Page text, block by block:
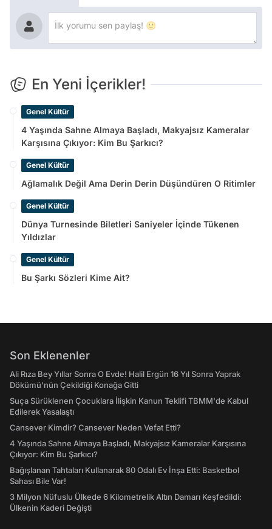
En Yeni İçerikler!
Genel Kültür
4 Yaşında Sahne Almaya Başladı, Makyajsız Kameralar
Karşısına Çıkıyor: Kim Bu Şarkıcı?
Genel Kültür
Ağlamalık Değil Ama Derin Derin Düşündüren O Ritimler
Genel Kültür
Dünya Turnesinde Biletleri Saniyeler İçinde Tükenen
Yıldızlar
Genel Kültür
Bu Şarkı Sözleri Kime Ait?
Son Eklenenler
Ali Rıza Bey Yıllar Sonra O Evde! Halil Ergün 16 Yıl Sonra Yaprak
Dökümü'nün Çekildiği Konağa Gitti
Suça Sürüklenen Çocuklara İlişkin Kanun Teklifi TBMM'de Kabul
Edilerek Yasalaştı
Cansever Kimdir? Cansever Neden Vefat Etti?
4 Yaşında Sahne Almaya Başladı, Makyajsız Kameralar Karşısına
Çıkıyor: Kim Bu Şarkıcı?
Bağışlanan Tahtaları Kullanarak 80 Odalı Ev İnşa Etti: Basketbol
Sahası Bile Var!
3 Milyon Nüfuslu Ülkede 6 Kilometrelik Altın Damarı Keşfedildi:
Ülkenin Kaderi Değişti